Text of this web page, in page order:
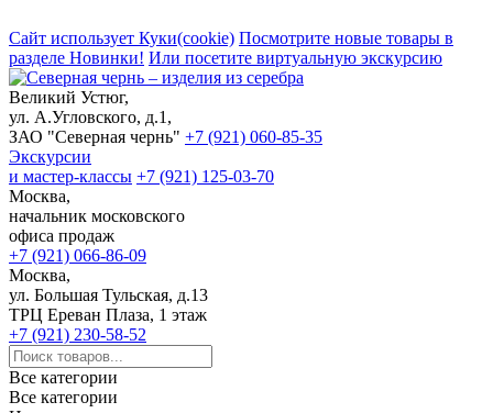
Сайт использует Куки(cookie) Посмотрите новые товары в
разделе Новинки! Или посетите виртуальную экскурсию
Великий Устюг,
ул. А.Угловского, д.1,
ЗАО "Северная чернь" +7 (921) 060-85-35
Экскурсии
и мастер-классы +7 (921) 125-03-70
Москва,
начальник московского
офиса продаж
+7 (921) 066-86-09
Москва,
ул. Большая Тульская, д.13
ТРЦ Ереван Плаза, 1 этаж
+7 (921) 230-58-52
Все категории
Все категории